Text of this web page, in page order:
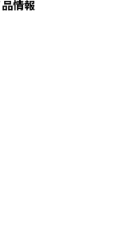
情報